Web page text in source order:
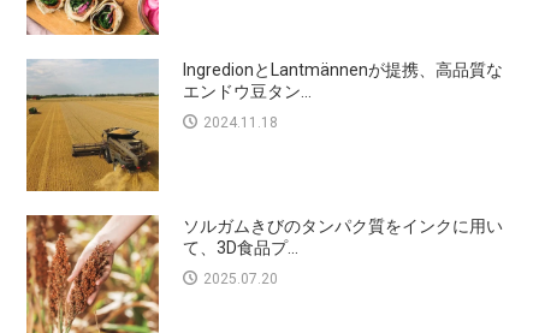
IngredionとLantmännenが提携、高品質な
エンドウ豆タン...
2024.11.18
ソルガムきびのタンパク質をインクに用い
て、3D食品プ...
2025.07.20